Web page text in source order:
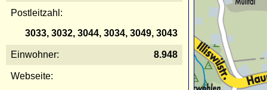
Postleitzahl:
3033, 3032, 3044, 3034, 3049, 3043
Einwohner: 8.948
Webseite: